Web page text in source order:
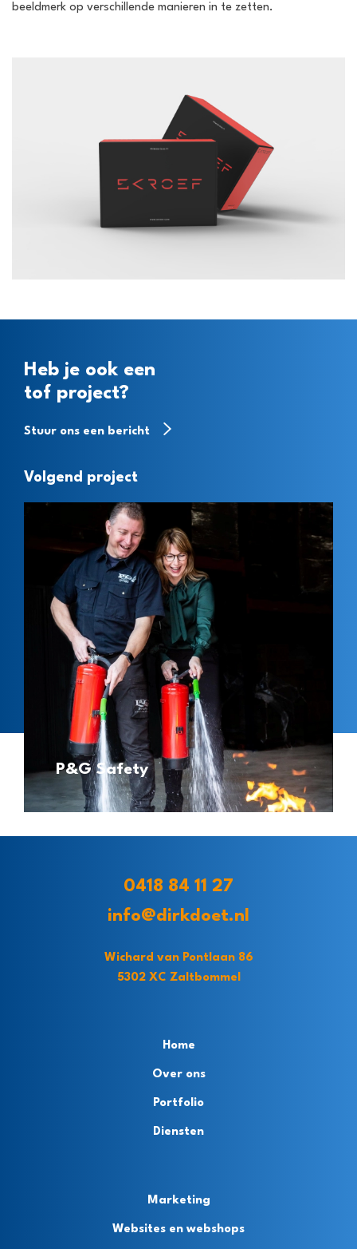
beeldmerk op verschillende manieren in te zetten.
Heb je ook een
tof project?
Stuur ons een bericht
Volgend project
P&G Safety
0418 84 11 27
info@dirkdoet.nl
Wichard van Pontlaan 86
5302 XC Zaltbommel
Home
Over ons
Portfolio
Diensten
Marketing
Websites en webshops